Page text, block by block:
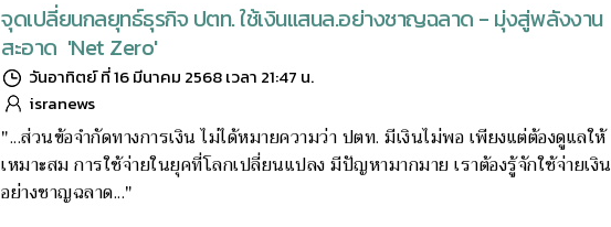
จุดเปลี่ยนกลยุทธ์ธุรกิจ ปตท. ใช้เงินแสนล.อย่างชาญฉลาด - มุ่งสู่พลังงาน
สะอาด 'Net Zero'
วันอาทิตย์ ที่ 16 มีนาคม 2568 เวลา 21:47 น.
isranews
"...ส่วนข้อจำกัดทางการเงิน ไม่ได้หมายความว่า ปตท. มีเงินไม่พอ เพียงแต่ต้องดูแลให้
เหมาะสม การใช้จ่ายในยุคที่โลกเปลี่ยนแปลง มีปัญหามากมาย เราต้องรู้จักใช้จ่ายเงิน
อย่างชาญฉลาด..."